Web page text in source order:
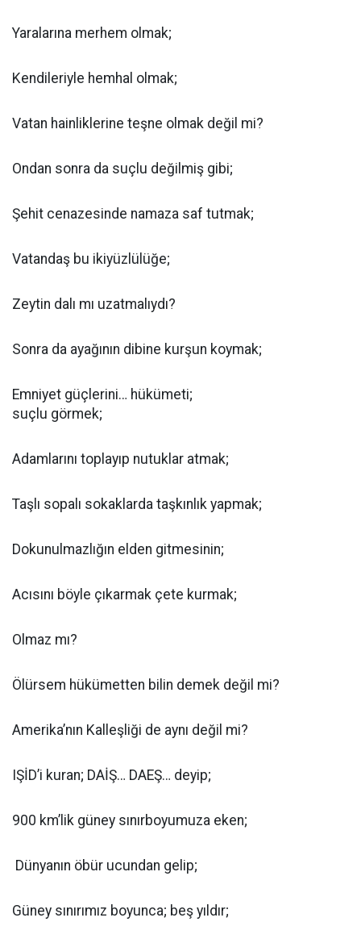
Yaralarına merhem olmak;
Kendileriyle hemhal olmak;
Vatan hainliklerine teşne olmak değil mi?
Ondan sonra da suçlu değilmiş gibi;
Şehit cenazesinde namaza saf tutmak;
Vatandaş bu ikiyüzlülüğe;
Zeytin dalı mı uzatmalıydı?
Sonra da ayağının dibine kurşun koymak;
Emniyet güçlerini… hükümeti;
suçlu görmek;
Adamlarını toplayıp nutuklar atmak;
Taşlı sopalı sokaklarda taşkınlık yapmak;
Dokunulmazlığın elden gitmesinin;
Acısını böyle çıkarmak çete kurmak;
Olmaz mı?
Ölürsem hükümetten bilin demek değil mi?
Amerika’nın Kalleşliği de aynı değil mi?
IŞİD’i kuran; DAİŞ… DAEŞ… deyip;
900 km’lik güney sınırboyumuza eken;
Dünyanın öbür ucundan gelip;
Güney sınırımız boyunca; beş yıldır;